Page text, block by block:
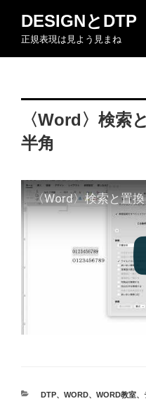
ン
DESIGNとDTP
正規表現は見よう見まね
〈Word〉検索
半角
〈Word〉検索と置
カ
DTP、 WORD、 WORD教室、